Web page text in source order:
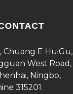
Chuang E HuiGu,
West Road,
Ningbo,
315201.